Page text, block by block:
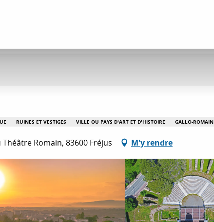
RUINES ET VESTIGES VILLE OU PAYS D'ART ET D'HISTOIRE GALLO-ROMAIN
Romain, 83600 Fréjus M'y rendre